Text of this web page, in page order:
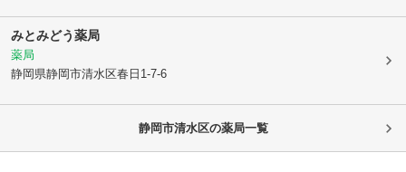
みとみどう薬局
薬局
静岡県静岡市清水区春日1-7-6
静岡市清水区の薬局一覧